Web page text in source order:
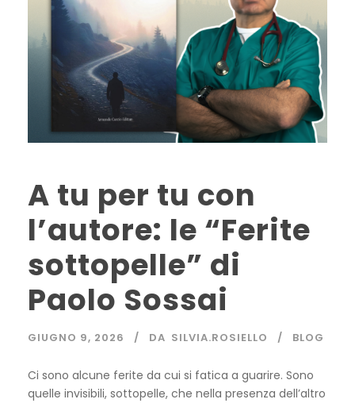
A tu per tu con
l’autore: le “Ferite
sottopelle” di
Paolo Sossai
GIUGNO 9, 2026 DA SILVIA.ROSIELLO BLOG
Ci sono alcune ferite da cui si fatica a guarire. Sono
quelle invisibili, sottopelle, che nella presenza dell’altro